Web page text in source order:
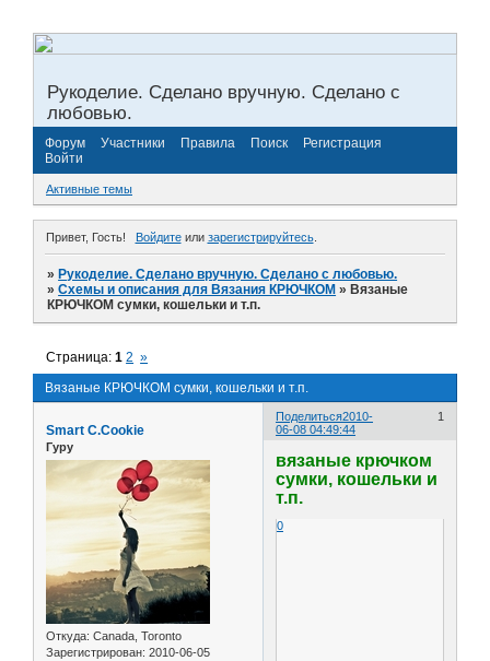
Рукоделие. Сделано вручную. Сделано с
любовью.
Форум Участники Правила Поиск
Регистрация
Войти
Активные темы
Привет, Гость! Войдитеили зарегистрируйтесь.
»Рукоделие. Сделано вручную. Сделано с любовью.
»Схемы и описания для Вязания КРЮЧКОМ »Вязаные
КРЮЧКОМ сумки, кошельки и т.п.
Вязаные КРЮЧКОМ сумки, кошельки и т.п.
Страница:1 2 »
Поделиться 1
2010-
06-08 04:49:44
Smart C.Cookie
Гуру
Откуда: Canada, Toronto
Зарегистрирован: 2010-06-05
вязаные крючком
сумки, кошельки и
т.п.
0